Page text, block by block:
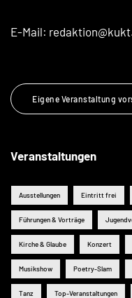
E-Mail:
Eigene Veranstaltung
Veranstaltungen
Ausstellungen Eintritt frei
Führungen & Vorträge
Kirche & Glaube Konzert
Musikshow Poetry-Slam
Tanz Top-Veranstaltungen